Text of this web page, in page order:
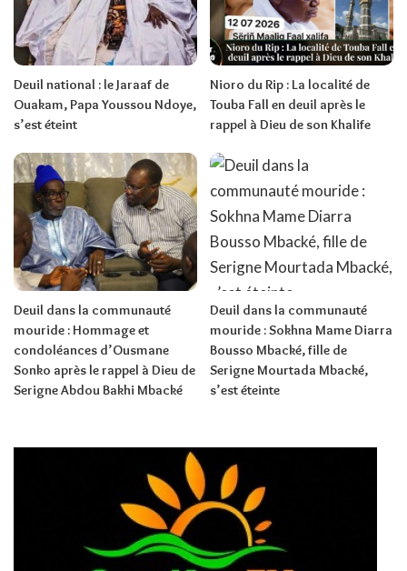
Deuil national : le Jaraaf de
Ouakam, Papa Youssou Ndoye,
s’est éteint
Nioro du Rip : La localité de
Touba Fall en deuil après le
rappel à Dieu de son Khalife
Deuil dans la communauté
mouride : Hommage et
condoléances d’Ousmane
Sonko après le rappel à Dieu de
Serigne Abdou Bakhi Mbacké
Deuil dans la communauté
mouride : Sokhna Mame Diarra
Bousso Mbacké, fille de
Serigne Mourtada Mbacké,
s’est éteinte